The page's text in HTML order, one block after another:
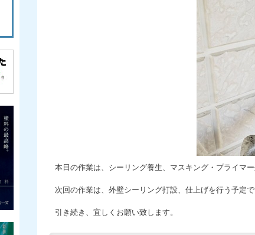
本日の作業は、 シーリング養生、マスキング・プライマ
次回の作業は、外壁シーリング打設、仕上げを行う予定で
引き続き、宜しくお願い致します。